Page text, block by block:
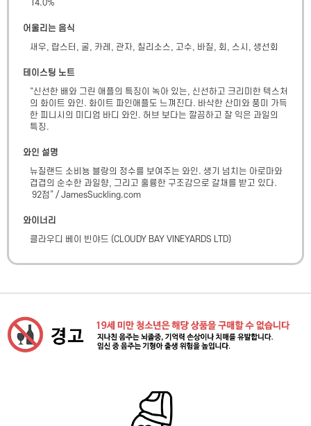
14.0%
어울리는 음식
새우, 랍스터, 굴, 카레, 관자, 칠리소스, 고수, 바질, 회, 스시, 생선회
테이스팅 노트
“신선한 배와 그린 애플의 특징이 녹아 있는, 신선하고 크리미한 텍스처
의 화이트 와인. 화이트 파인애플도 느껴진다. 바삭한 산미와 풍미 가득
한 피니시의 미디엄 바디 와인. 허브 보다는 깔끔하고 잘 익은 과일의
특징.
와인 설명
뉴질랜드 소비뇽 블랑의 정수를 보여주는 와인. 생기 넘치는 아로마와
겹겹의 순수한 과일향, 그리고 훌륭한 구조감으로 갈채를 받고 있다.
92점” / JamesSuckling.com
와이너리
클라우디 베이 빈야드 (CLOUDY BAY VINEYARDS LTD)